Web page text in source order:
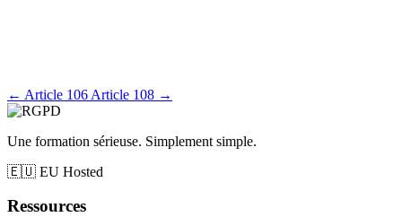
← Article 106 Article 108 →
Une formation sérieuse. Simplement simple.
🇪🇺 EU Hosted
Ressources